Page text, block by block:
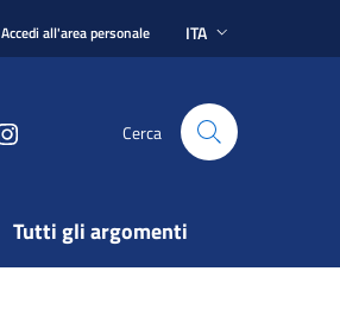
Accedi all'area personale ITA
Cerca
Tutti gli argomenti